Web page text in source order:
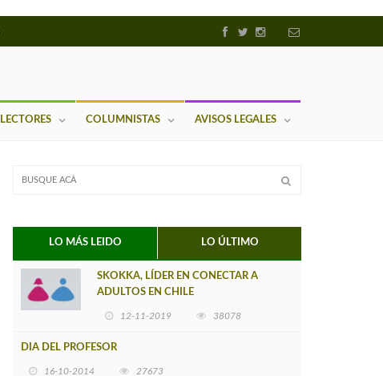
LECTORES COLUMNISTAS AVISOS LEGALES
LO MÁS LEIDO LO ÚLTIMO
SKOKKA, LÍDER EN CONECTAR A
ADULTOS EN CHILE
12-11-2019 38078
DIA DEL PROFESOR
16-10-2014 27673